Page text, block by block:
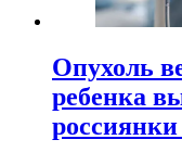
Опухоль
ребенка
россиянки